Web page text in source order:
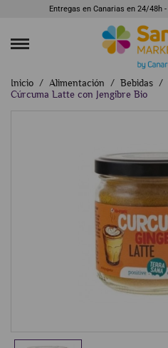
Entregas en Canarias en 24/48h
Inicio Alimentación Bebidas
Cúrcuma Latte con Jengibre Bio